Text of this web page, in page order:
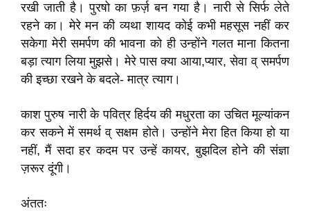
रखी जाती है। पुरषो का फ़र्ज़ बन गया है। नारी से सिर्फ लेते
रहने का। मेरे मन की व्यथा शायद कोई कभी महसूस नहीं कर
सकेगा मेरी समर्पण की भावना को ही उन्होंने गलत माना कितना
बड़ा त्याग लिया मुझसे। मेरे पास क्या आया,प्यार, सेवा व् समर्पण
की इच्छा रखने के बदले- मात्र त्याग।
काश पुरुष नारी के पवित्र हिर्दय की मधुरता का उचित मूल्यांकन
कर सकने में समर्थ व् सक्षम होते। उन्होंने मेरा हित किया हो या
नहीं, मैं सदा हर कदम पर उन्हें कायर, बुझदिल होने की संज्ञा
ज़रूर दूंगी।
अंततः